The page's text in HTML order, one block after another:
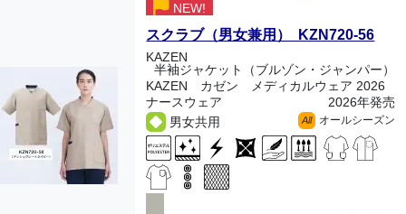
NEW!
スクラブ（男女兼用） KZN720-56
KAZEN
半袖ジャケット（ブルゾン・ジャンパー）
KAZEN カゼン メディカルウェア 2026
ナースウェア
2026年発売
男女共用
All オールシーズン